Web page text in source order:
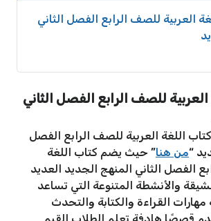
العربية للصف الرابع الفصل الثاني
للصف الرابع الفصل الثاني
اللغة العربية للصف الرابع الفصل
“من هنا” حيث يضم كتاب اللغة
الفصل الثاني المنهج الجديد العديد
والأنشطة المتنوعة التي تساعد
مهارات القراءة والكتابة والتحدث
قصصًا هادفة تعلم الطلاب القيم